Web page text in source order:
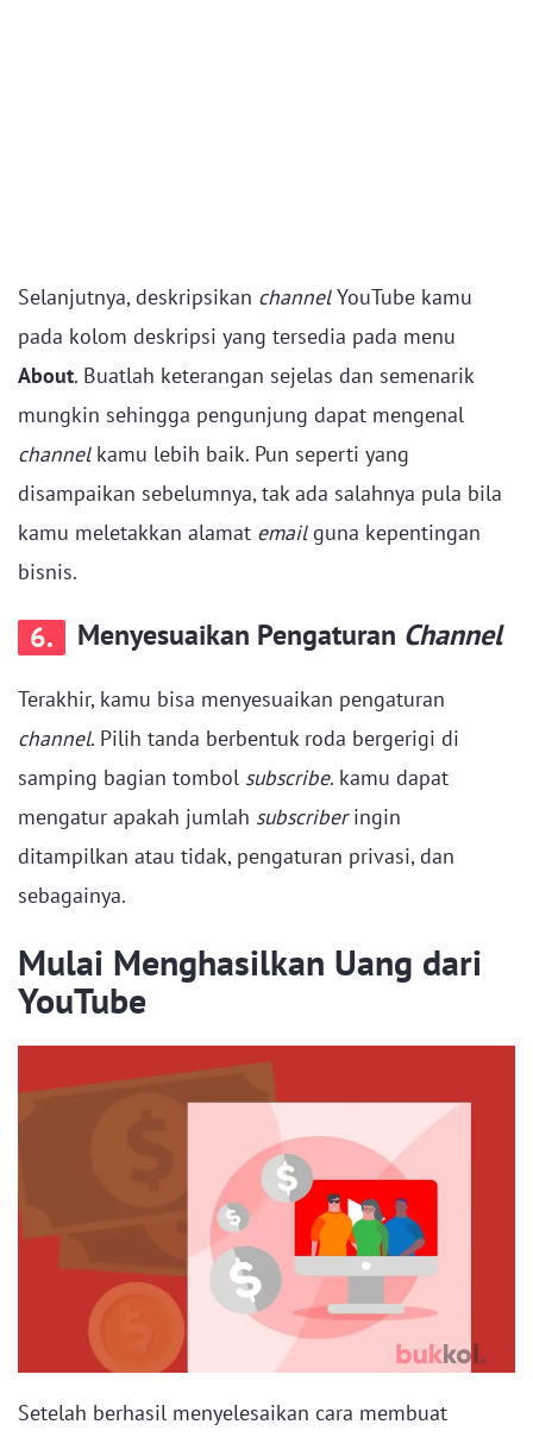
Selanjutnya, deskripsikan channelYouTube kamu
pada kolom deskripsi yang tersedia pada menu
About. Buatlah keterangan sejelas dan semenarik
mungkin sehingga pengunjung dapat mengenal
channel kamu lebih baik. Pun seperti yang
disampaikan sebelumnya, tak ada salahnya pula bila
kamu meletakkan alamat emailguna kepentingan
bisnis.
6. Menyesuaikan Pengaturan Channel
Terakhir, kamu bisa menyesuaikan pengaturan
channel. Pilih tanda berbentuk roda bergerigi di
samping bagian tombol subscribe. kamu dapat
mengatur apakah jumlah subscriberingin
ditampilkan atau tidak, pengaturan privasi, dan
sebagainya.
Mulai Menghasilkan Uang dari
YouTube
Setelah berhasil menyelesaikan cara membuat